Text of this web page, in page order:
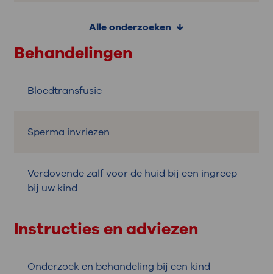
Alle onderzoeken
Behandelingen
Bloedtransfusie
Sperma invriezen
Verdovende zalf voor de huid bij een ingreep
bij uw kind
Instructies en adviezen
Onderzoek en behandeling bij een kind